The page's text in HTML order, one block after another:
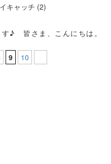
す♪ 皆さま、こんにちは。
9
10